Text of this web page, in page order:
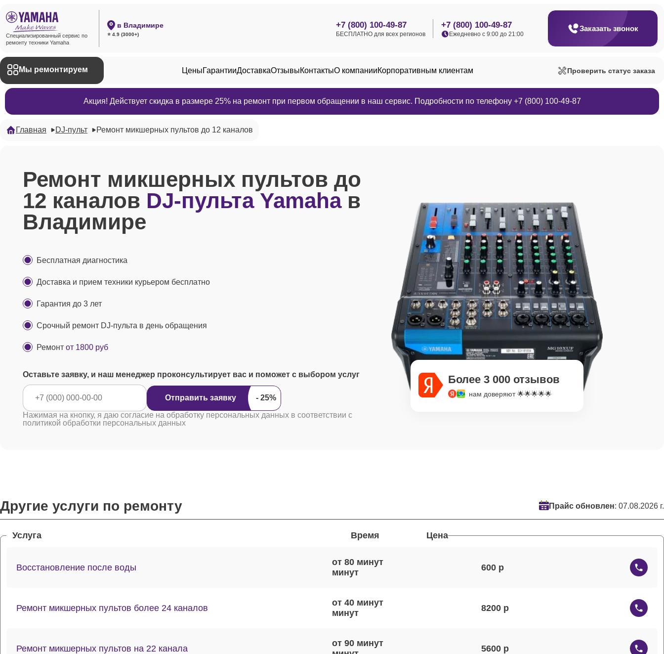
Специализированный сервис по
ремонту техники Yamaha
в Владимире
⭐ 4.9 (3000+)
+7 (800) 100-49-87
БЕСПЛАТНО для всех регионов
+7 (800) 100-49-87
Ежедневно с 9:00 до 21:00
Заказать звонок
Мы ремонтируем ЦеныГарантииДоставкаОтзывыКонтактыО компанииКорпоративным клиентам Проверить статус заказа
Акция! Действует скидка в размере 25% на ремонт при первом обращении в наш сервис. Подробности по телефону +7 (800) 100-49-87
Главная DJ-пульт Ремонт микшерных пультов до 12 каналов
Ремонт микшерных пультов до
12 каналов DJ-пульта Yamahaв
Владимире
Бесплатная диагностика
Доставка и прием техники курьером бесплатно
Гарантия до 3 лет
Срочный ремонт DJ-пульта в день обращения
Ремонт от 1800 руб
Оставьте заявку, и наш менеджер проконсультирует вас и поможет с выбором услуг
Отправить заявку
Нажимая на кнопку, я даю согласие на обработку персональных данных в соответствии с
политикой обработки персональных данных
Более 3 000 отзывов
нам доверяют 🌟🌟🌟🌟🌟
Другие услуги по ремонту Прайс обновлен: 07.08.2026 г.
Услуга Время Цена
Восстановление после воды
от 80 минут
600
Ремонт микшерных пультов более 24 каналов
от 40 минут
8200
Ремонт микшерных пультов на 22 канала
от 90 минут
5600